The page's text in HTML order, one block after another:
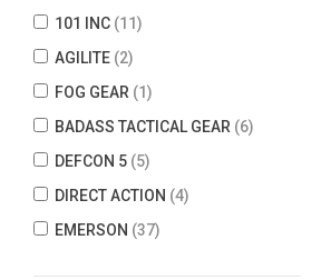
101 INC (11)
AGILITE (2)
FOG GEAR (1)
BADASS TACTICAL GEAR (6)
DEFCON 5 (5)
DIRECT ACTION (4)
EMERSON (37)